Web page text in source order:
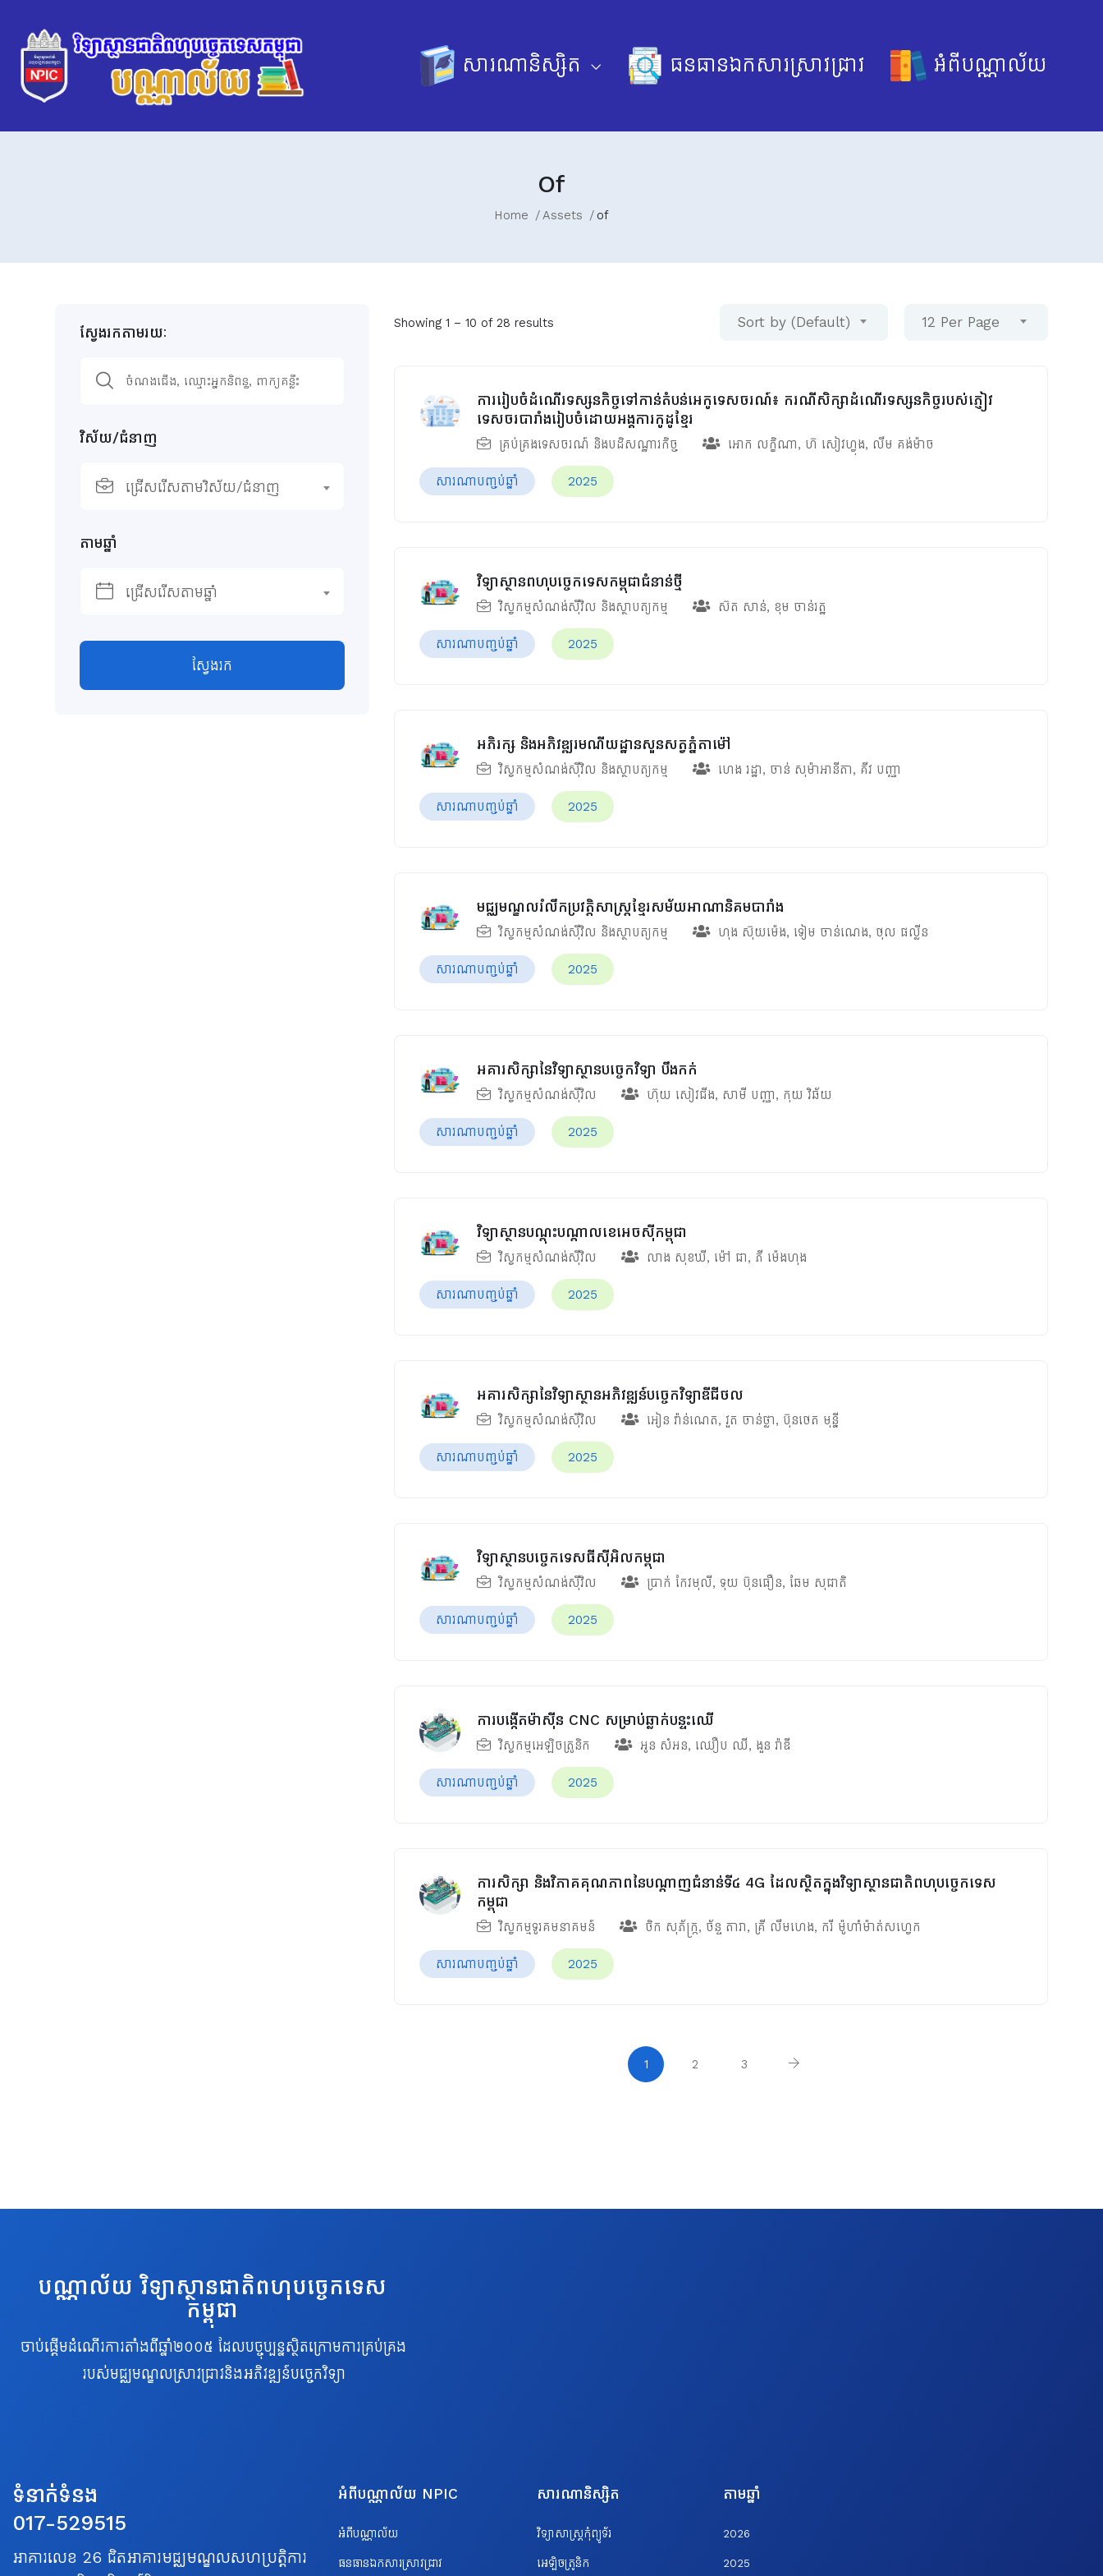
សារណានិស្សិត ធនធានឯកសារស្រាវជ្រាវ អំពីបណ្ណាល័យ
Of
Home Assets of
ស្វែងរកតាមរយៈ
វិស័យ/ជំនាញ
ជ្រើសរើសតាមវិស័យ/ជំនាញ
តាមឆ្នាំ
ជ្រើសរើសតាមឆ្នាំ
ស្វែងរក
Showing1 –10 of 28 results Sort by (Default) 12 Per Page
ការរៀបចំដំណើរទស្សនកិច្ចទៅកាន់តំបន់អេកូទេសចរណ៍៖ ករណីសិក្សាដំណើរទស្សនកិច្ចរបស់ភ្ញៀវ
ទេសចរបារាំងរៀបចំដោយអង្គការកូដូខ្មែរ
គ្រប់គ្រងទេសចរណ៍ និងបដិសណ្ឋារកិច្ច អោក លក្ខិណា, ហ៊ សៀវហ្វុង, លឹម គង់ម៉ាច
សារណាបញ្ចប់ឆ្នាំ 2025
វិទ្យាស្ថានពហុបច្ចេកទេសកម្ពុជាជំនាន់ថ្មី
វិស្វកម្មសំណង់ស៊ីវិល និងស្ថាបត្យកម្ម ស៊ត សាន់, ខុម ចាន់រត្ឋ
សារណាបញ្ចប់ឆ្នាំ 2025
អភិរក្ស និងអភិវឌ្ឍរមណីយដ្ឋានសួនសត្វភ្នំតាម៉ៅ
វិស្វកម្មសំណង់ស៊ីវិល និងស្ថាបត្យកម្ម ហេង រដ្ឋា, ចាន់ សុម៉ាអានីតា, គីវ បញ្ញា
សារណាបញ្ចប់ឆ្នាំ 2025
មជ្ឈមណ្ឌលរំលឹកប្រវត្តិសាស្រ្តខ្មែរសម័យអាណានិគមបារាំង
វិស្វកម្មសំណង់ស៊ីវិល និងស្ថាបត្យកម្ម ហុង ស៊ុយម៉េង, ទៀម ចាន់ណេង, ថុល ផល្លីន
សារណាបញ្ចប់ឆ្នាំ 2025
អគារសិក្សានៃវិទ្យាស្ថានបច្ចេកវិទ្យា បឹងកក់
វិស្វកម្មសំណង់ស៊ីវិល ហ៊ុយ សៀវជីង, សាមី បញ្ញា, កុយ វិឆ័យ
សារណាបញ្ចប់ឆ្នាំ 2025
វិទ្យាស្ថានបណ្តុះបណ្តាលខេអេចស៊ីកម្ពុជា
វិស្វកម្មសំណង់ស៊ីវិល លាង សុខឃី, ម៉ៅ ជា, ភី ម៉េងហុង
សារណាបញ្ចប់ឆ្នាំ 2025
អគារសិក្សានៃវិទ្យាស្ថានអភិវឌ្ឍន៍បច្ចេកវិទ្យាឌីជីថល
វិស្វកម្មសំណង់ស៊ីវិល អៀន វ៉ាន់ណេត, វួត ចាន់ថ្លា, ប៊ុនថេត មុន្នី
សារណាបញ្ចប់ឆ្នាំ 2025
វិទ្យាស្ថានបច្ចេកទេសធីស៊ីអិលកម្ពុជា
វិស្វកម្មសំណង់ស៊ីវិល ប្រាក់ កែវមុលី, ទុយ​ ប៊ុនធឿន, ឆែម សុជាតិ
សារណាបញ្ចប់ឆ្នាំ 2025
ការបង្កើតម៉ាស៊ីន CNC សម្រាប់ឆ្លាក់បន្ទះឈើ
វិស្វកម្មអេឡិចត្រូនិក អូន សំអន, ឈឿប ឈី, ងួន រ៉ាឌី
សារណាបញ្ចប់ឆ្នាំ 2025
ការសិក្សា និងវិភាគគុណភាពនៃបណ្ដាញជំនាន់ទី៤ 4G ដែលស្ថិតក្នុងវិទ្យាស្ថានជាតិពហុបច្ចេកទេស
កម្ពុជា
វិស្វកម្មទូរគមនាគមន៍ ចិក សុភ័ក្រ្ក, ច័ន្ទ តារា, គ្រី លឹមហេង, ករី​ ម៉ូហាំម៉ាត់សហ្វេក
សារណាបញ្ចប់ឆ្នាំ 2025
1 2 3
បណ្ណាល័យ វិទ្យាស្ថានជាតិពហុបច្ចេកទេស
កម្ពុជា
ចាប់ផ្តើមដំណើរការតាំងពីឆ្នាំ២០០៥ ដែលបច្ចុប្បន្នស្ថិតក្រោមការគ្រប់គ្រង
របស់មជ្ឈមណ្ឌលស្រាវជ្រាវនិងអភិវឌ្ឍន៍បច្ចេកវិទ្យា
ទំនាក់ទំនង
017-529515
អាគារលេខ 26 ជិតអាគារមជ្ឈមណ្ឌលសហប្រត្តិការ
អំពីបណ្ណាល័យ NPIC
អំពីបណ្ណាល័យ
ធនធានឯកសារស្រាវជ្រាវ
សារណានិស្សិត
វិទ្យាសាស្ត្រកុំព្យូទ័រ
អេឡិចត្រូនិក
តាមឆ្នាំ
2026
2025